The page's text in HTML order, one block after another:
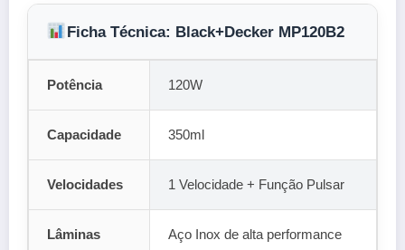
Ficha Técnica: Black+Decker MP120B2
Potência 120W
Capacidade 350ml
Velocidades 1 Velocidade + Função Pulsar
Lâminas Aço Inox de alta performance